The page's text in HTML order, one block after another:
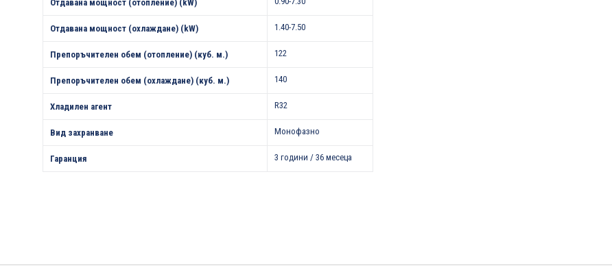
Отдавана мощност (отопление) (kW)
Отдавана мощност (охлаждане) (kW) 1.40-7.50
Препоръчителен обем (отопление) (куб. м.) 122
Препоръчителен обем (охлаждане) (куб. м.) 140
Хладилен агент R32
Вид захранване Монофазно
Гаранция 3 години / 36 месеца